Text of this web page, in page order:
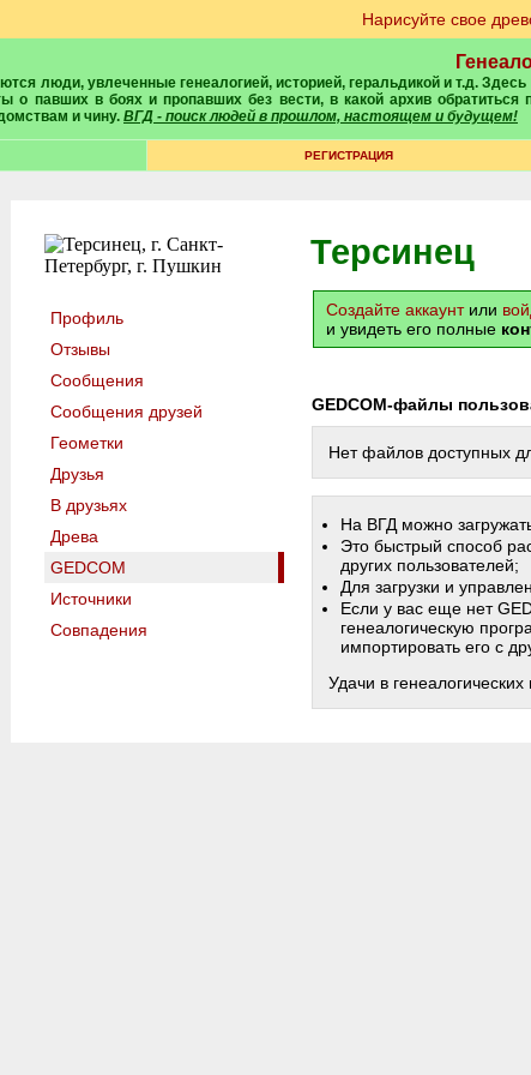
Нарисуйте свое
о павших в боях и пропавших без вести, в какой архив
и чину. ВГД - поиск людей в прошлом, настоящем и будущем!
РЕГИСТРАЦИЯ
Профиль
Отзывы
Сообщения
Сообщения друзей
Геометки
Друзья
В друзьях
Древа
GEDCOM
Источники
Совпадения
Терсинец
Создайте аккаунтили
и увидеть его полные
GEDCOM-файлы
Нет файлов доступных
На ВГД можно
Это быстрый способ
других пользователей;
Для загрузки и
Если у вас еще нет
генеалогическую
импортировать его с
Удачи в